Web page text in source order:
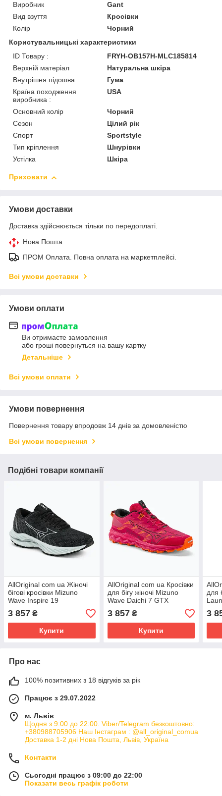
Виробник
Gant
Вид взуття
Кросівки
Колір
Чорний
Користувальницькі характеристики
ID Товару :
FRYH-OB157H-MLC185814
Верхній матеріал
Натуральна шкіра
Внутрішня підошва
Гума
Країна походження
виробника :
USA
Основний колір
Чорний
Сезон
Цілий рік
Спорт
Sportstyle
Тип кріплення
Шнурівки
Устілка
Шкіра
Приховати
Умови доставки
Доставка здійснюється тільки по передоплаті.
Нова Пошта
ПРОМ Оплата. Повна оплата на маркетплейсі.
Всі умови доставки
Умови оплати
Ви отримаєте замовлення
або гроші повернуться на вашу картку
Детальніше
Всі умови оплати
Умови повернення
Повернення товару впродовж 14 днів за домовленістю
Всі умови повернення
Подібні товари компанії
AllOriginal com ua Жіночі
бігові кросівки Mizuno
Wave Inspire 19
black/silverstar/screst
РОЗМІРИ ЗАПИТУЙТЕ
3 857 ₴
Купити
AllOriginal com ua Кросівки
для бігу жіночі Mizuno
Wave Daichi 7 GTX
jazzy/tigerlily/black
РОЗМІРИ ЗАПИТУЙТЕ
3 857₴
Купити
для
3
Про нас
100% позитивних з 18 відгуків за рік
Працює з 29.07.2022
м. Львів
Щодня з 9:00 до 22:00. Viber/Telegram безкоштовно:
+380988705906 Наш Інстаграм : @all_original_comua
Доставка 1-2 дні Нова Пошта, Львів, Україна
Контакти
Сьогодні працює з 09:00 до 22:00
Показати весь графік роботи